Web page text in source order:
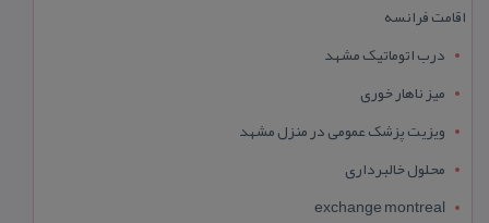
اقامت فرانسه
درب اتوماتیک مشهد
میز ناهار خوری
ویزیت پزشک عمومی در منزل مشهد
محلول خالبرداری
exchange montreal